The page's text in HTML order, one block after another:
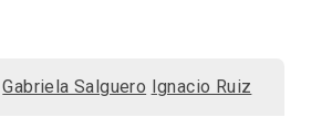
Gabriela Salguero Ignacio Ruiz